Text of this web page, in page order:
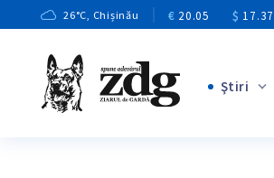
26°C, Chișinău € 20.05 $ 17.37
Ştiri